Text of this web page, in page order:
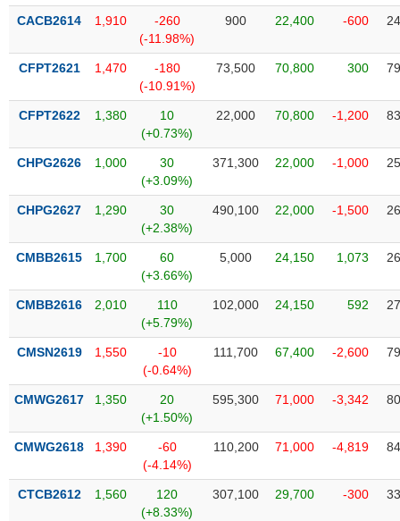
tiết
quan
dịch
chính
tích
thuật
sơ
doanh
Tin
Tâm
CACB2614 1,910
-260
(-11.98%)
900 22,400 -600
CFPT2621 1,470
-180
(-10.91%)
73,500 70,800 300
CFPT2622 1,380
10
(+0.73%)
22,000 70,800 -1,200
CHPG2626 1,000
30
(+3.09%)
371,300 22,000 -1,000
CHPG2627 1,290
30
(+2.38%)
490,100 22,000 -1,500
CMBB2615 1,700
60
(+3.66%)
5,000 24,150 1,073
CMBB2616 2,010
110
(+5.79%)
102,000 24,150 592
CMSN2619 1,550
-10
(-0.64%)
111,700 67,400 -2,600
CMWG2617 1,350
20
(+1.50%)
595,300 71,000 -3,342
CMWG2618 1,390
-60
(-4.14%)
110,200 71,000 -4,819
CTCB2612 1,560
120
(+8.33%)
307,100 29,700 -300
(-)
SECTOR
NĂNG
VẬT
CÔNG